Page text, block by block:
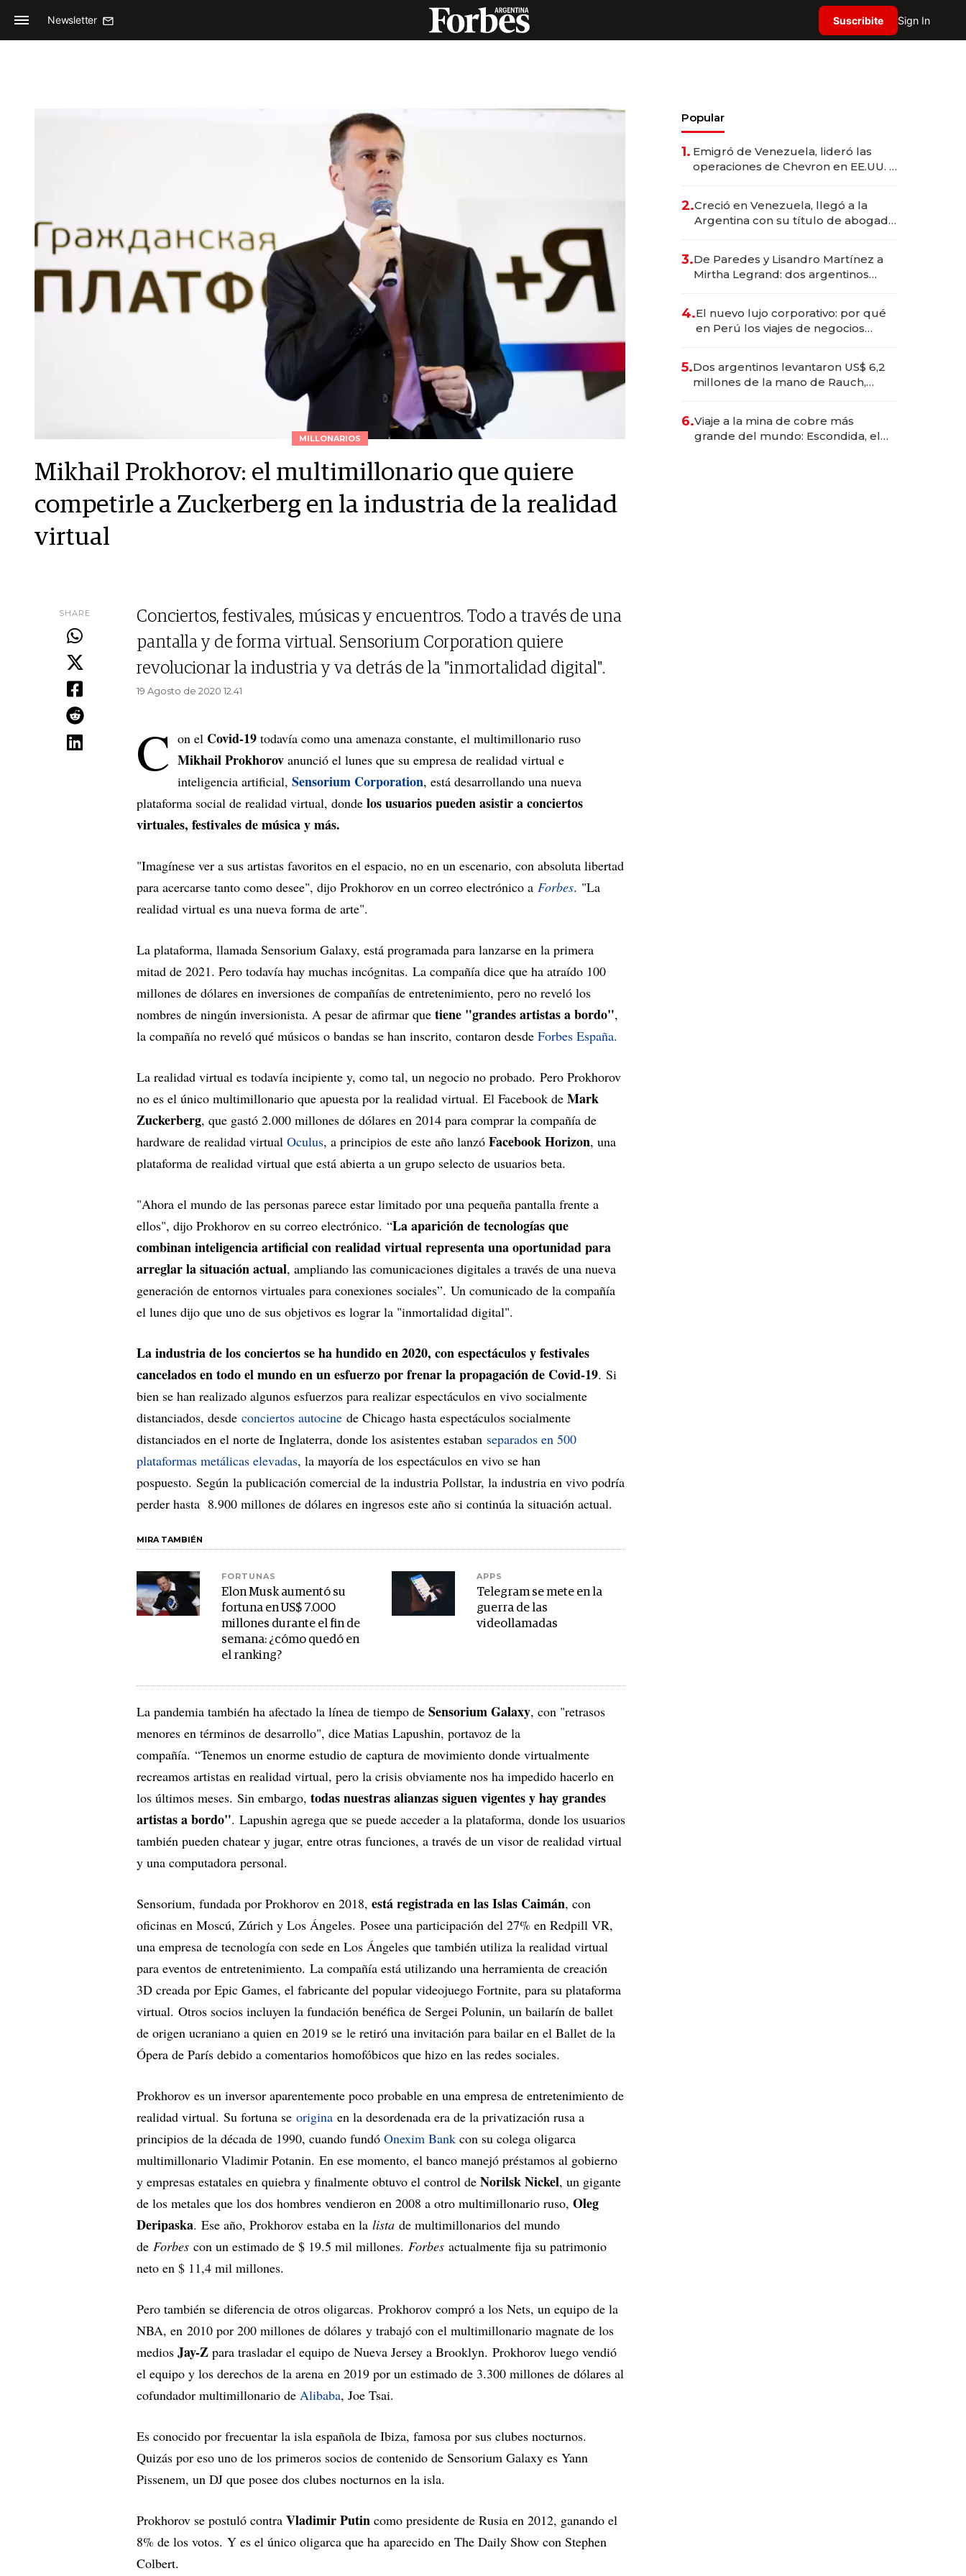
Newsletter Suscribite Sign In
MILLONARIOS
Mikhail Prokhorov: el multimillonario que quiere
competirle a Zuckerberg en la industria de la realidad
virtual
SHARE
Conciertos, festivales, músicas y encuentros. Todo a través de una
pantalla y de forma virtual. Sensorium Corporation quiere
revolucionar la industria y va detrás de la "inmortalidad digital".
19 Agosto de 2020 12.41
C on el Covid-19 todavía como una amenaza constante, el multimillonario ruso
Mikhail Prokhorov anunció el lunes que su empresa de realidad virtual e
inteligencia artificial, Sensorium Corporation, está desarrollando una nueva
plataforma social de realidad virtual, donde los usuarios pueden asistir a conciertos
virtuales, festivales de música y más.
"Imagínese ver a sus artistas favoritos en el espacio, no en un escenario, con absoluta libertad
para acercarse tanto como desee", dijo Prokhorov en un correo electrónico a Forbes. "La
realidad virtual es una nueva forma de arte".
La plataforma, llamada Sensorium Galaxy, está programada para lanzarse en la primera
mitad de 2021. Pero todavía hay muchas incógnitas. La compañía dice que ha atraído 100
millones de dólares en inversiones de compañías de entretenimiento, pero no reveló los
nombres de ningún inversionista. A pesar de afirmar que tiene "grandes artistas a bordo",
la compañía no reveló qué músicos o bandas se han inscrito, contaron desde Forbes España.
La realidad virtual es todavía incipiente y, como tal, un negocio no probado. Pero Prokhorov
no es el único multimillonario que apuesta por la realidad virtual. El Facebook de Mark
Zuckerberg, que gastó 2.000 millones de dólares en 2014 para comprar la compañía de
hardware de realidad virtual Oculus, a principios de este año lanzó Facebook Horizon, una
plataforma de realidad virtual que está abierta a un grupo selecto de usuarios beta.
"Ahora el mundo de las personas parece estar limitado por una pequeña pantalla frente a
ellos", dijo Prokhorov en su correo electrónico. “La aparición de tecnologías que
combinan inteligencia artificial con realidad virtual representa una oportunidad para
arreglar la situación actual, ampliando las comunicaciones digitales a través de una nueva
generación de entornos virtuales para conexiones sociales”. Un comunicado de la compañía
el lunes dijo que uno de sus objetivos es lograr la "inmortalidad digital".
La industria de los conciertos se ha hundido en 2020, con espectáculos y festivales
cancelados en todo el mundo en un esfuerzo por frenar la propagación de Covid-19. Si
bien se han realizado algunos esfuerzos para realizar espectáculos en vivo socialmente
distanciados, desde conciertos autocine de Chicago hasta espectáculos socialmente
distanciados en el norte de Inglaterra, donde los asistentes estaban separados en 500
plataformas metálicas elevadas, la mayoría de los espectáculos en vivo se han
pospuesto. Según la publicación comercial de la industria Pollstar, la industria en vivo podría
perder hasta 8.900 millones de dólares en ingresos este año si continúa la situación actual.
MIRA TAMBIÉN
FORTUNAS
Elon Musk aumentó su
fortuna en US$ 7.000
millones durante el fin de
semana: ¿cómo quedó en
el ranking?
APPS
Telegram se mete en la
guerra de las
videollamadas
La pandemia también ha afectado la línea de tiempo de Sensorium Galaxy, con "retrasos
menores en términos de desarrollo", dice Matias Lapushin, portavoz de la
compañía. “Tenemos un enorme estudio de captura de movimiento donde virtualmente
recreamos artistas en realidad virtual, pero la crisis obviamente nos ha impedido hacerlo en
los últimos meses. Sin embargo, todas nuestras alianzas siguen vigentes y hay grandes
artistas a bordo". Lapushin agrega que se puede acceder a la plataforma, donde los usuarios
también pueden chatear y jugar, entre otras funciones, a través de un visor de realidad virtual
y una computadora personal.
Sensorium, fundada por Prokhorov en 2018, está registrada en las Islas Caimán, con
oficinas en Moscú, Zúrich y Los Ángeles. Posee una participación del 27% en Redpill VR,
una empresa de tecnología con sede en Los Ángeles que también utiliza la realidad virtual
para eventos de entretenimiento. La compañía está utilizando una herramienta de creación
3D creada por Epic Games, el fabricante del popular videojuego Fortnite, para su plataforma
virtual. Otros socios incluyen la fundación benéfica de Sergei Polunin, un bailarín de ballet
de origen ucraniano a quien en 2019 se le retiró una invitación para bailar en el Ballet de la
Ópera de París debido a comentarios homofóbicos que hizo en las redes sociales.
Prokhorov es un inversor aparentemente poco probable en una empresa de entretenimiento de
realidad virtual. Su fortuna se origina en la desordenada era de la privatización rusa a
principios de la década de 1990, cuando fundó Onexim Bank con su colega oligarca
multimillonario Vladimir Potanin. En ese momento, el banco manejó préstamos al gobierno
y empresas estatales en quiebra y finalmente obtuvo el control de Norilsk Nickel, un gigante
de los metales que los dos hombres vendieron en 2008 a otro multimillonario ruso, Oleg
Deripaska. Ese año, Prokhorov estaba en la lista de multimillonarios del mundo
de Forbes con un estimado de $ 19.5 mil millones. Forbes actualmente fija su patrimonio
neto en $ 11,4 mil millones.
Pero también se diferencia de otros oligarcas. Prokhorov compró a los Nets, un equipo de la
NBA, en 2010 por 200 millones de dólares y trabajó con el multimillonario magnate de los
medios Jay-Z para trasladar el equipo de Nueva Jersey a Brooklyn. Prokhorov luego vendió
el equipo y los derechos de la arena en 2019 por un estimado de 3.300 millones de dólares al
cofundador multimillonario de Alibaba, Joe Tsai.
Es conocido por frecuentar la isla española de Ibiza, famosa por sus clubes nocturnos.
Quizás por eso uno de los primeros socios de contenido de Sensorium Galaxy es Yann
Pissenem, un DJ que posee dos clubes nocturnos en la isla.
Prokhorov se postuló contra Vladimir Putin como presidente de Rusia en 2012, ganando el
8% de los votos. Y es el único oligarca que ha aparecido en The Daily Show con Stephen
Colbert.
Popular
1. Emigró de Venezuela, lideró las
operaciones de Chevron en EE.UU. y
2.Creció en Venezuela, llegó a la
Argentina con su título de abogado
marcas "fast premium"
3.De Paredes y Lisandro Martínez a
Mirtha Legrand: dos argentinos
4.El nuevo lujo corporativo: por qué
en Perú los viajes de negocios
transformadoras
5.Dos argentinos levantaron US$ 6,2
millones de la mano de Rauch,
6.Viaje a la mina de cobre más
grande del mundo: Escondida, el